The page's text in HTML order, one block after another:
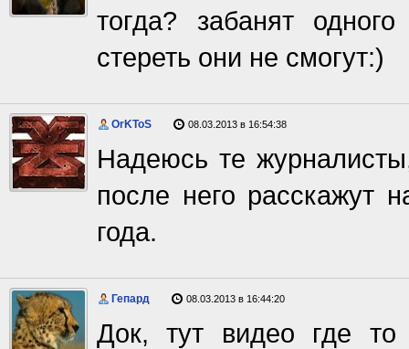
тогда? забанят
стереть они не смогут:)
OrKToS 08.03.2013 в 16:54:38
Надеюсь те
после него расскажут
года.
Гепард 08.03.2013 в 16:44:20
Док, тут видео где